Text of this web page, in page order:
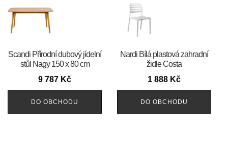
Scandi Přírodní dubový jídelní
stůl Nagy 150 x 80 cm
9 787 Kč
DO OBCHODU
Nardi Bílá plastová zahradní
židle Costa
1 888 Kč
DO OBCHODU